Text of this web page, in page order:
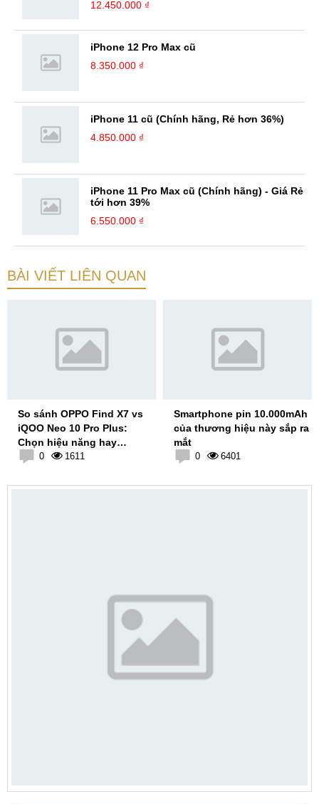
12.450.000 ₫
iPhone 12 Pro Max cũ
8.350.000 ₫
iPhone 11 cũ (Chính hãng, Rẻ hơn 36%)
4.850.000 ₫
iPhone 11 Pro Max cũ (Chính hãng) - Giá Rẻ
tới hơn 39%
6.550.000 ₫
BÀI VIẾT LIÊN QUAN
So sánh OPPO Find X7 vs
iQOO Neo 10 Pro Plus:
Chọn hiệu năng hay
camera?
0 1611
Smartphone pin 10.000mAh
của thương hiệu này sắp ra
mắt
0 6401